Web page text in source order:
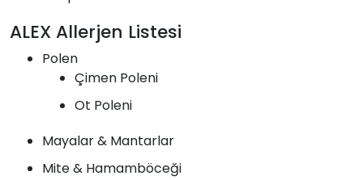
ALEX Allerjen Listesi
Polen
Çimen Poleni
Ot Poleni
Mayalar & Mantarlar
Mite & Hamamböceği